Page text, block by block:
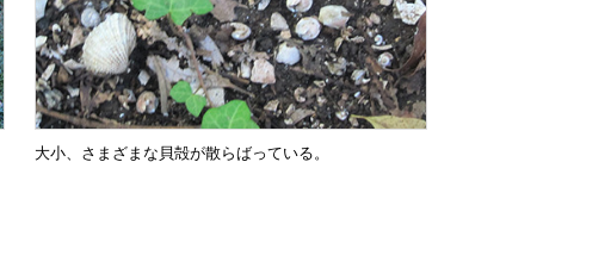
大小、さまざまな貝殻が散らばっている。